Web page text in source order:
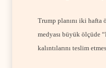
Trump planını iki hafta
medyası büyük ölçüde
kalıntılarını teslim